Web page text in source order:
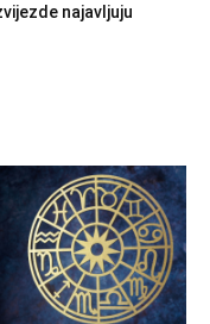
najavljuju